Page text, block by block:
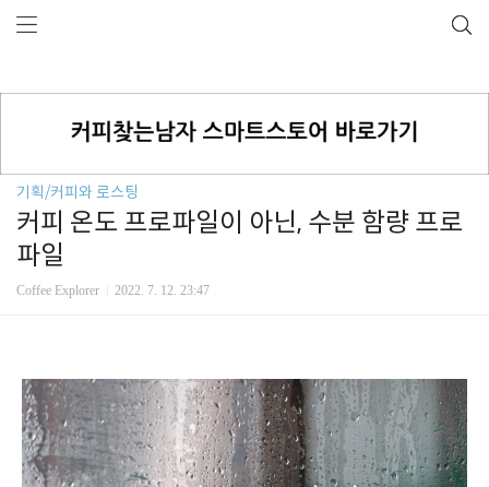
기획/커피와 로스팅
커피 온도 프로파일이 아닌, 수분 함량 프로
파일
Coffee Explorer 2022. 7. 12. 23:47